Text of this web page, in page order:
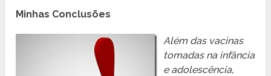
Minhas Conclusões
Além das vacinas
tomadas na infância
e adolescência,